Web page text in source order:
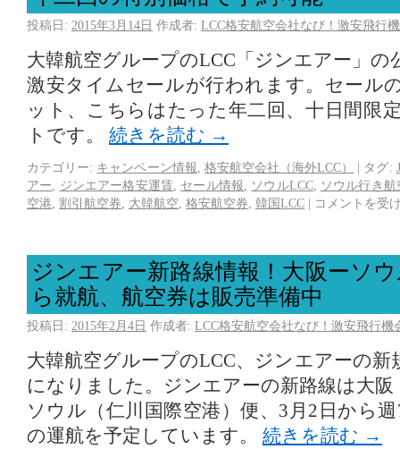
投稿日: 2015年3月14日 作成者: LCC格安航空会社なび！激安飛行
大韓航空グループのLCC「ジンエアー」の
激安タイムセールが行われます。セール
ット、こちらはたった年二回、十日間限
トです。 続きを読む →
カテゴリー: キャンペーン情報 格安航空会社（海外LCC） | タグ:
アー
ジンエアー格安運賃 セール情報 ソウルLCC,
ソウル行き航
空港 割引航空券 大韓航空 格安航空券 韓国LCC | コメントを受
ジンエアー新路線情報！大阪ーソ
ら就航、航空券は販売準備中
投稿日: 2015年2月4日 作成者: LCC格安航空会社なび！激安飛行機
大韓航空グループのLCC、ジンエアーの新
になりました。ジンエアーの新路線は大阪
ソウル（仁川国際空港）便、3月2日から
の運航を予定しています。 続きを読む →